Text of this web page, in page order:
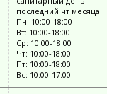
последний чт месяца
Пн: 10:00-18:00
Вт: 10:00-18:00
Ср: 10:00-18:00
Чт: 10:00-18:00
Пт: 10:00-18:00
Вс: 10:00-17:00